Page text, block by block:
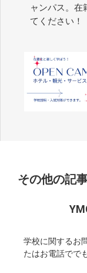
ャンパス。在
てください！
その他の記
学校に関するお
たはお電話でで